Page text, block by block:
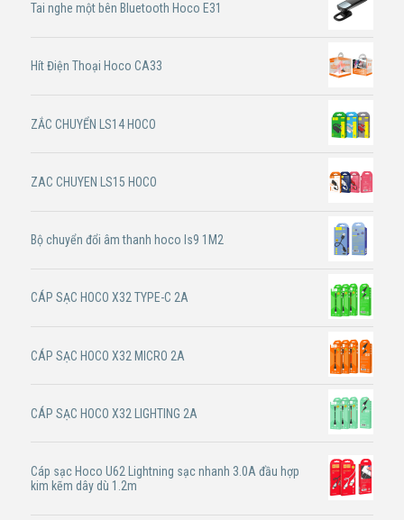
Tai nghe một bên Bluetooth Hoco E31
Hít Điện Thoại Hoco CA33
ZẮC CHUYỂN LS14 HOCO
ZAC CHUYEN LS15 HOCO
Bộ chuyển đổi âm thanh hoco ls9 1M2
CÁP SẠC HOCO X32 TYPE-C 2A
CÁP SẠC HOCO X32 MICRO 2A
CÁP SẠC HOCO X32 LIGHTING 2A
Cáp sạc Hoco U62 Lightning sạc nhanh 3.0A đầu hợp
kim kẽm dây dù 1.2m